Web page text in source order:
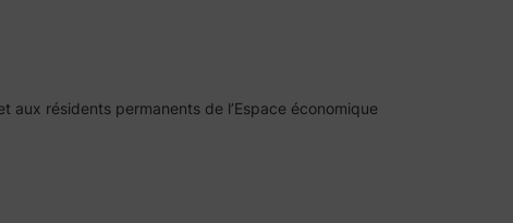
résidents permanents de l’Espace économique